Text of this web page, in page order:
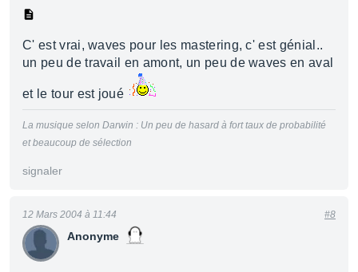
C' est vrai, waves pour les mastering, c' est génial..
un peu de travail en amont, un peu de waves en aval
et le tour est joué
La musique selon Darwin : Un peu de hasard à fort taux de probabilité
et beaucoup de sélection
signaler
Anonyme
12 Mars 2004 à 11:44 #8